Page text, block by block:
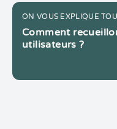
ON VOUS EXPLIQUE
Comment
utilisateurs ?